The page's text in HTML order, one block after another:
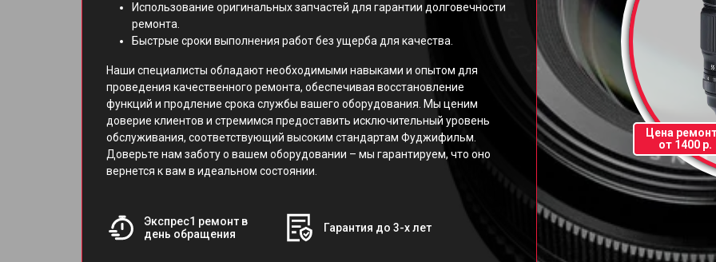
Использование оригинальных запчастей для гарантии долговечности
ремонта.
Быстрые сроки выполнения работ без ущерба для качества.
Наши специалисты обладают необходимыми навыками и опытом для
проведения качественного ремонта, обеспечивая восстановление
функций и продление срока службы вашего оборудования. Мы ценим
доверие клиентов и стремимся предоставить исключительный уровень
обслуживания, соответствующий высоким стандартам Фуджифильм.
Доверьте нам заботу о вашем оборудовании – мы гарантируем, что оно
вернется к вам в идеальном состоянии.
Экспрес1 ремонт в
день обращения
Гарантия до 3-х лет
Цена
от 1400 р.